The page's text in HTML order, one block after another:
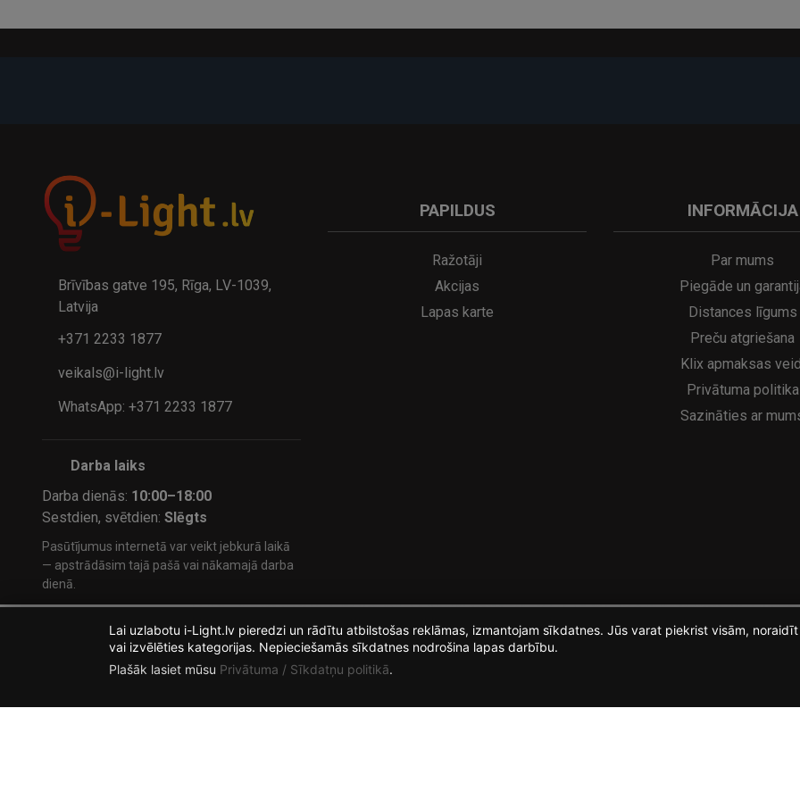
32.95€
A
kumulatora LED galda lampa SERINA Mini Ø80×200 mm..
29.95€ 21.95€
Brīvības gatve 195, Rīga, LV-1039,
Latvija
+371 2233 1877
veikals@i-light.lv
WhatsApp: +371 2233 1877
Darba laiks
Darba dienās: 10:00–18:00
Sestdien, svētdien:Slēgts
Pasūtījumus internetā var veikt jebkurā laikā
— apstrādāsim tajā pašā vai nākamajā darba
dienā.
PAPILDUS
Ražotāji
Akcijas
Lapas karte
INFORMĀCIJA
Par mums
Piegāde un
Distances līgums
Preču atgriešana
Klix apmaksas
Privātuma politika
Sazināties ar
Lai uzlabotu i-Light.lv pieredzi un rādītu atbilstošas reklāmas, izmantojam sīkdatnes. Jūs varat piekrist visām,
vai izvēlēties kategorijas. Nepieciešamās sīkdatnes nodrošina lapas darbību.
Plašāk lasiet mūsu Privātuma / Sīkdatņu politikā.